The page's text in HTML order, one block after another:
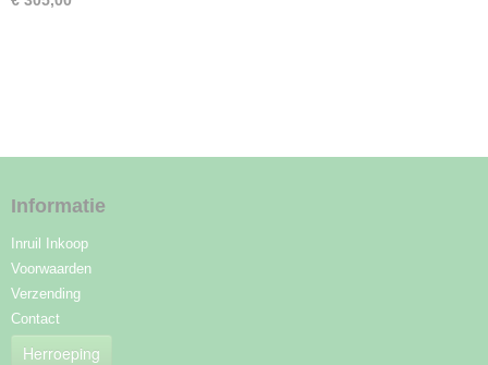
Informatie
Inruil Inkoop
Voorwaarden
Verzending
Contact
Herroeping